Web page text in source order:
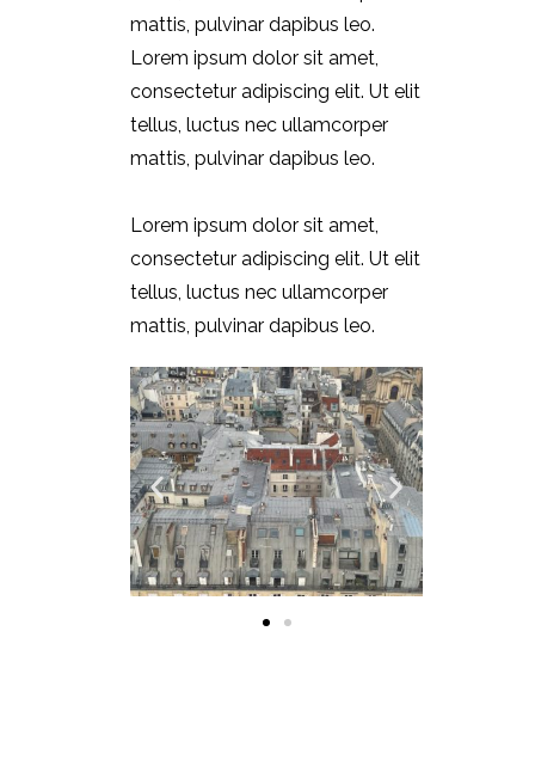
mattis, pulvinar dapibus leo.
Lorem ipsum dolor sit amet,
consectetur adipiscing elit. Ut elit
tellus, luctus nec ullamcorper
mattis, pulvinar dapibus leo.
Lorem ipsum dolor sit amet,
consectetur adipiscing elit. Ut elit
tellus, luctus nec ullamcorper
mattis, pulvinar dapibus leo.